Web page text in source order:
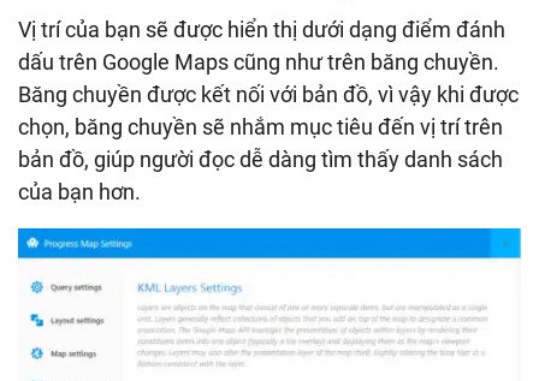
Vị trí của bạn sẽ được hiển thị dưới dạng điểm đánh
dấu trên Google Maps cũng như trên băng chuyền.
Băng chuyền được kết nối với bản đồ, vì vậy khi được
chọn, băng chuyền sẽ nhắm mục tiêu đến vị trí trên
bản đồ, giúp người đọc dễ dàng tìm thấy danh sách
của bạn hơn.